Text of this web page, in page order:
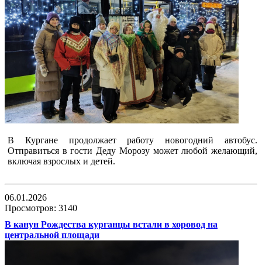
В Кургане продолжает работу новогодний автобус.
Отправиться в гости Деду Морозу может любой желающий,
включая взрослых и детей.
06.01.2026
Просмотров: 3140
В канун Рождества курганцы встали в хоровод на
центральной площади